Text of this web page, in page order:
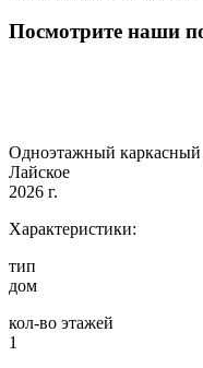
Посмотрите наши
Одноэтажный
Лайское
2026 г.
Характеристики:
тип
дом
кол-во этажей
1